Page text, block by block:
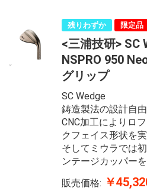
残りわずか 限定品
<三浦技研> SC
NSPRO 950
グリップ
SC Wedge
鋳造製法の設計自
CNC加工によりロ
クフェイス形状を
そしてミウラでは
ンテージカッパーを
販売価格: ￥